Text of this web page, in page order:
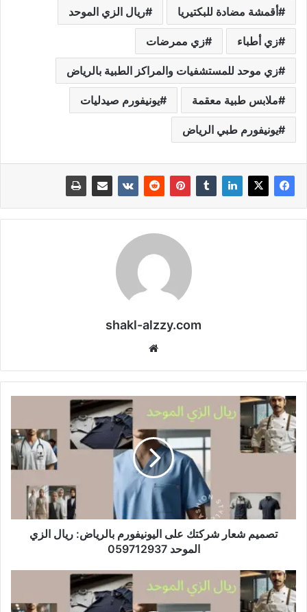
أقمشة مضادة للبكتيريا ريال الزي الموحد
زي أطباء زي ممرضات
زي موحد للمستشفيات والمراكز الطبية بالرياض
ملابس طبية معقمة يونيفورم صيدليات
يونيفورم طبي الرياض
shakl-alzzy.com
تصميم شعار شركتك على اليونيفورم بالرياض: ريال الزي
الموحد 059712937